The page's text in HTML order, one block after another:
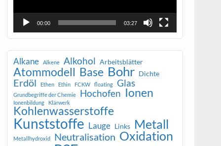
00:00 03:27
Alkane Alkene Alkohol Arbeitsblätter
Atommodell Base Bohr Dichte
Erdöl Ethen Ethin FCKW floating Glas
Grundbegriffe der Chemie Hochofen Ionen
Ionenbildung Klärwerk
Kohlenwasserstoffe
Kunststoffe Lauge Links Metall
Metallhydroxid Neutralisation Oxidation